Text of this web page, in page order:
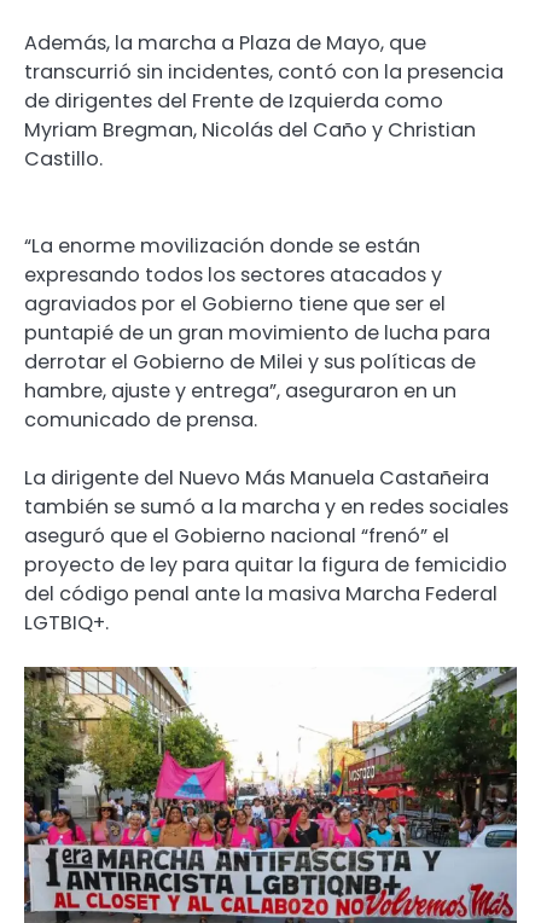
Además, la marcha a Plaza de Mayo, que
transcurrió sin incidentes, contó con la presencia
de dirigentes del Frente de Izquierda como
Myriam Bregman, Nicolás del Caño y Christian
Castillo.
“La enorme movilización donde se están
expresando todos los sectores atacados y
agraviados por el Gobierno tiene que ser el
puntapié de un gran movimiento de lucha para
derrotar el Gobierno de Milei y sus políticas de
hambre, ajuste y entrega”, aseguraron en un
comunicado de prensa.
La dirigente del Nuevo Más Manuela Castañeira
también se sumó a la marcha y en redes sociales
aseguró que el Gobierno nacional “frenó” el
proyecto de ley para quitar la figura de femicidio
del código penal ante la masiva Marcha Federal
LGTBIQ+.